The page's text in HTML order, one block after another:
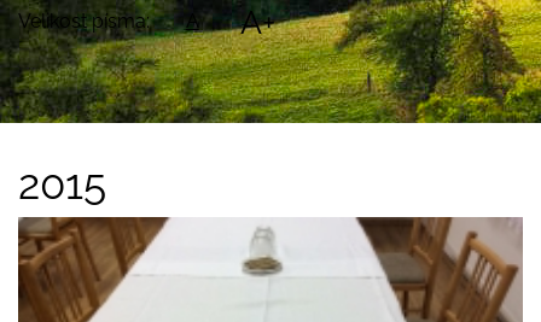
Velikost písma: A A+
2015